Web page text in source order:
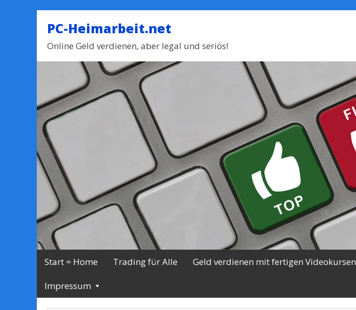
PC-Heimarbeit.net
Online Geld verdienen, aber legal und seriös!
Start = Home Trading für Alle Geld verdienen mit fertigen Videokursen
Impressum